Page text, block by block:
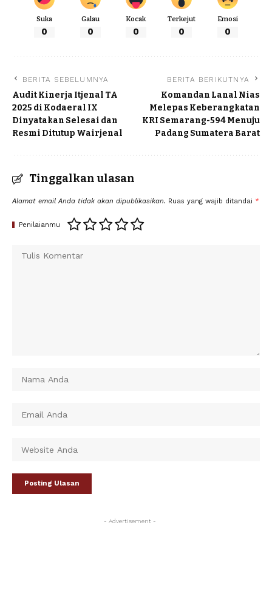
Suka
0
Galau
0
Kocak
0
Terkejut
0
Emosi
0
BERITA SEBELUMNYA
Audit Kinerja Itjenal TA
2025 di Kodaeral IX
Dinyatakan Selesai dan
Resmi Ditutup Wairjenal
BERITA BERIKUTNYA
Komandan Lanal Nias
Melepas Keberangkatan
KRI Semarang-594 Menuju
Padang Sumatera Barat
Tinggalkan ulasan
Alamat email Anda tidak akan dipublikasikan. Ruas yang wajib ditandai *
Penilaianmu
- Advertisement -